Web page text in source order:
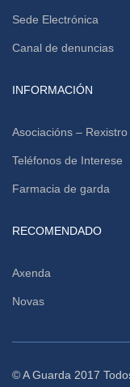
Sede Electrónica
Canal de denuncias
INFORMACIÓN
Asociacións –
Teléfonos de Interese
Farmacia de garda
RECOMENDADO
Axenda
Novas
© A Guarda 2017